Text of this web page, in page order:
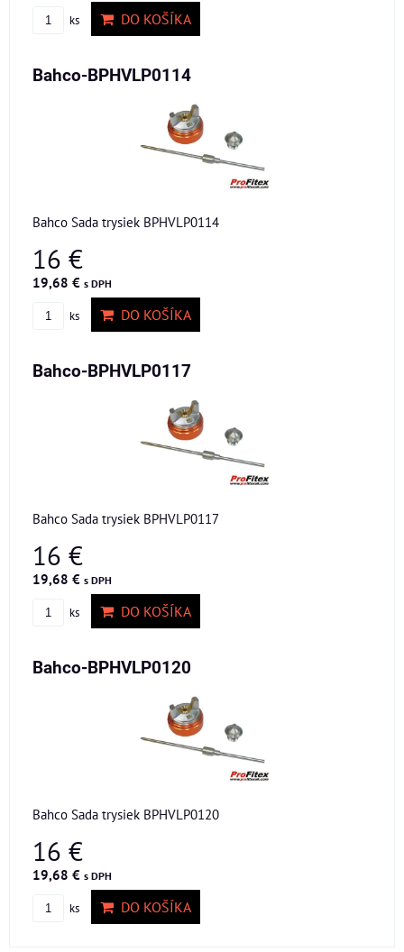
ks DO KOŠÍKA
Bahco-BPHVLP0114
Bahco Sada trysiek BPHVLP0114
16 €
19,68 € s DPH
ks DO KOŠÍKA
Bahco-BPHVLP0117
Bahco Sada trysiek BPHVLP0117
16 €
19,68 € s DPH
ks DO KOŠÍKA
Bahco-BPHVLP0120
Bahco Sada trysiek BPHVLP0120
16 €
19,68 € s DPH
ks DO KOŠÍKA